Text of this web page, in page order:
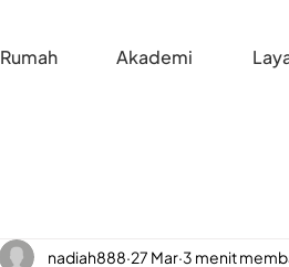
Rumah Akademi
nadiah888 27 Mar 3 menit